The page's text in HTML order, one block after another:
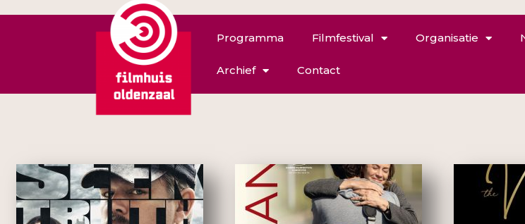
Programma Filmfestival Organisatie
Archief Contact